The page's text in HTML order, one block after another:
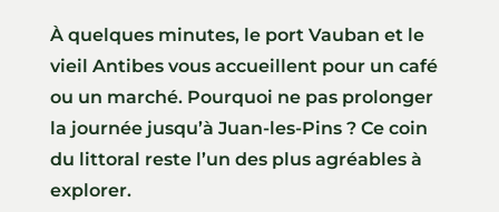
À quelques minutes, le port Vauban et le
vieil Antibes vous accueillent pour un café
ou un marché. Pourquoi ne pas prolonger
la journée jusqu’à Juan-les-Pins ? Ce coin
du littoral reste l’un des plus agréables à
explorer.